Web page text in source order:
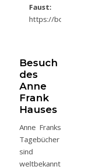
Faust:
https://
Besuch
des
Anne
Frank
Hauses
Anne Franks
Tagebücher
sind
weltbekannt.